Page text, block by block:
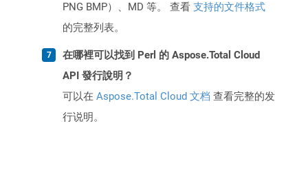
PNG BMP）、MD 等。 查看 支持的文件格式
的完整列表。
在哪裡可以找到 Perl 的 Aspose.Total Cloud
API 發行說明？
可以在 Aspose.Total Cloud 文档 查看完整的发
行说明。